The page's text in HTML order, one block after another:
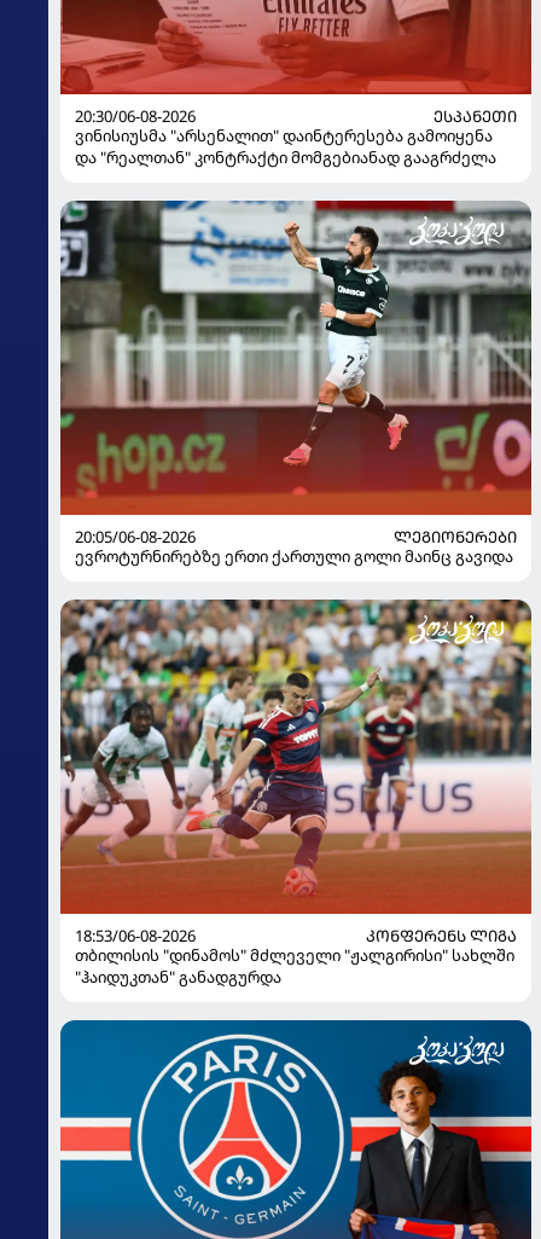
20:30/06-08-2026
ᲔᲡᲞᲐᲜᲔᲗᲘ
ვინისიუსმა "არსენალით" დაინტერესება გამოიყენა
და "რეალთან" კონტრაქტი მომგებიანად გააგრძელა
20:05/06-08-2026
ᲚᲔᲒᲘᲝᲜᲔᲠᲔᲑᲘ
ევროტურნირებზე ერთი ქართული გოლი მაინც გავიდა
18:53/06-08-2026
ᲙᲝᲜᲤᲔᲠᲔᲜᲡ ᲚᲘᲒᲐ
თბილისის "დინამოს" მძლეველი "ჟალგირისი" სახლში
"ჰაიდუკთან" განადგურდა